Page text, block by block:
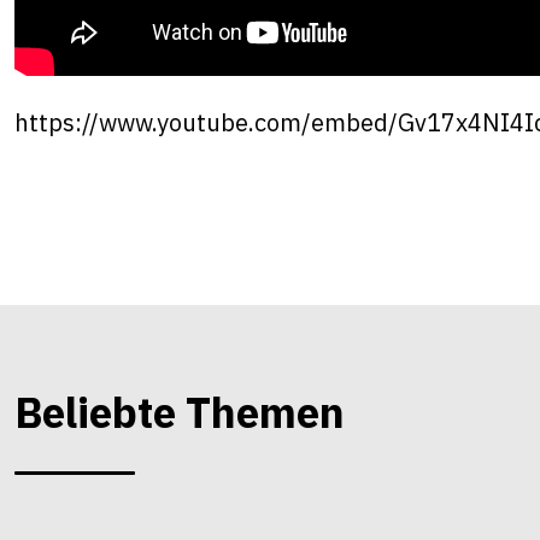
https://www.youtube.com/embed/
Beliebte Themen